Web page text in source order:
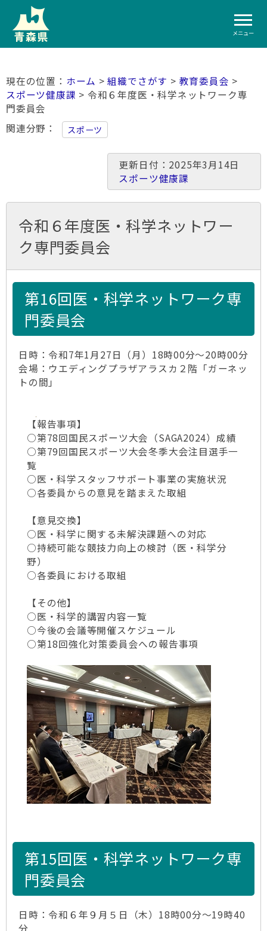
メニュー
ホーム >組織でさがす > 教育委員会 >
スポーツ健康課 > 令和６年度医・科学ネットワーク専
門委員会
関連分野
スポーツ
更新日付：2025年3月14日
スポーツ健康課
令和６年度医・科学ネットワー
ク専門委員会
第16回医・科学ネットワーク専
門委員会
日時：令和7年1月27日（月）18時00分～20時00分
会場：ウエディングプラザアラスカ２階「ガーネッ
トの間」
【報告事項】
○第78回国民スポーツ大会（SAGA2024）成績
○第79回国民スポーツ大会冬季大会注目選手一
覧
○医・科学スタッフサポート事業の実施状況
○各委員からの意見を踏まえた取組
【意見交換】
○医・科学に関する未解決課題への対応
○持続可能な競技力向上の検討（医・科学分
野）
○各委員における取組
【その他】
○医・科学的講習内容一覧
○今後の会議等開催スケジュール
○第18回強化対策委員会への報告事項
第15回医・科学ネットワーク専
門委員会
日時：令和６年９月５日（木）18時00分～19時40